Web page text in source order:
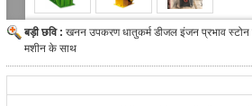
बड़ी छवि : खनन उपकरण धातुकर्म डीजल इंजन प्रभाव
मशीन के साथ